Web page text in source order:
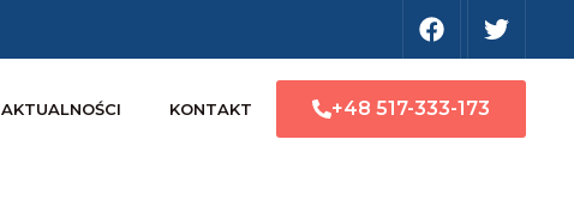
AKTUALNOŚCI KONTAKT +48 517-333-173